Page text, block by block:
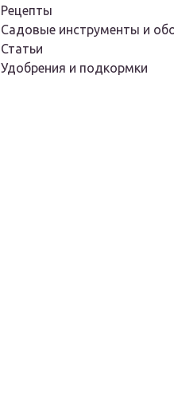
Рецепты
Садовые инструменты и
Статьи
Удобрения и подкормки